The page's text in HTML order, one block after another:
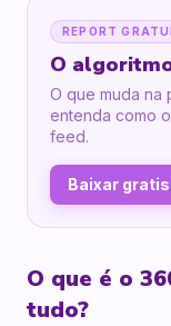
REPORT
O
O que muda na
entenda como
feed.
Baixar gratis
O que é o
tudo?